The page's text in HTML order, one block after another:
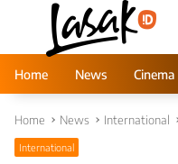
Home
News Cinema
Home News International
International